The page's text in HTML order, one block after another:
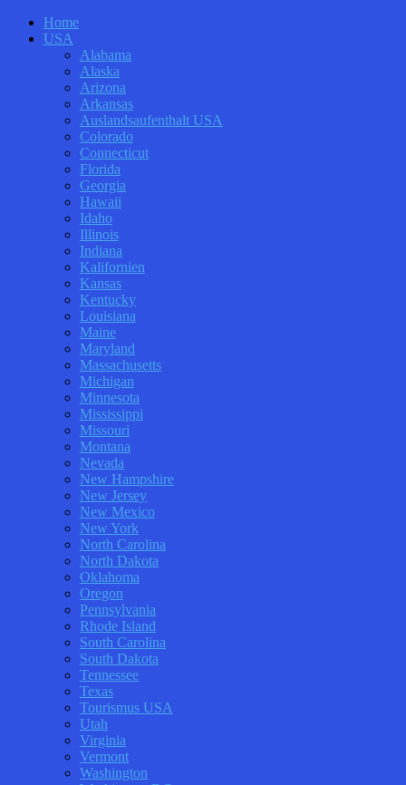
Home
USA
Alabama
Alaska
Arizona
Arkansas
Auslandsaufenthalt USA
Colorado
Connecticut
Florida
Georgia
Hawaii
Idaho
Illinois
Indiana
Kalifornien
Kansas
Kentucky
Louisiana
Maine
Maryland
Massachusetts
Michigan
Minnesota
Mississippi
Missouri
Montana
Nevada
New Hampshire
New Jersey
New Mexico
New York
North Carolina
North Dakota
Oklahoma
Oregon
Pennsylvania
Rhode Island
South Carolina
South Dakota
Tennessee
Texas
Tourismus USA
Utah
Virginia
Vermont
Washington